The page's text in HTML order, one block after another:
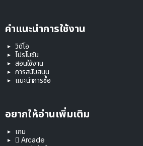
คำแนะนำการใช้งาน
วิดีโอ
โปรโมชัน
สอนใช้งาน
การสนับสนุน
แนะนำการซื้อ
อยากให้อ่านเพิ่มเติม
เกม
 Arcade